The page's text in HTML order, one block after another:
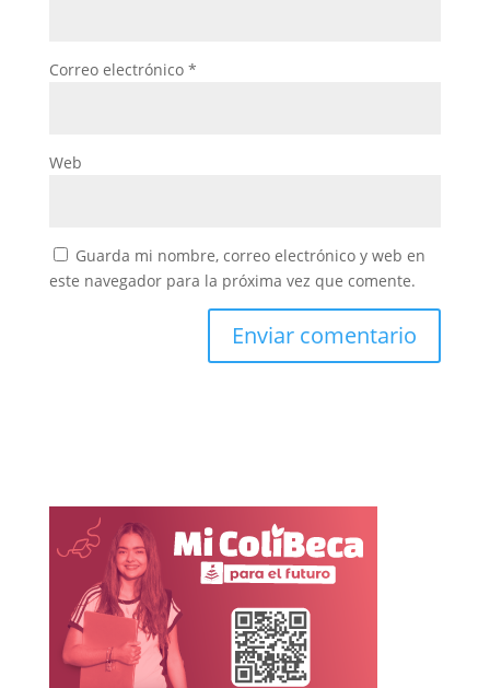
Correo electrónico *
Web
Guarda mi nombre, correo electrónico y web en
este navegador para la próxima vez que comente.